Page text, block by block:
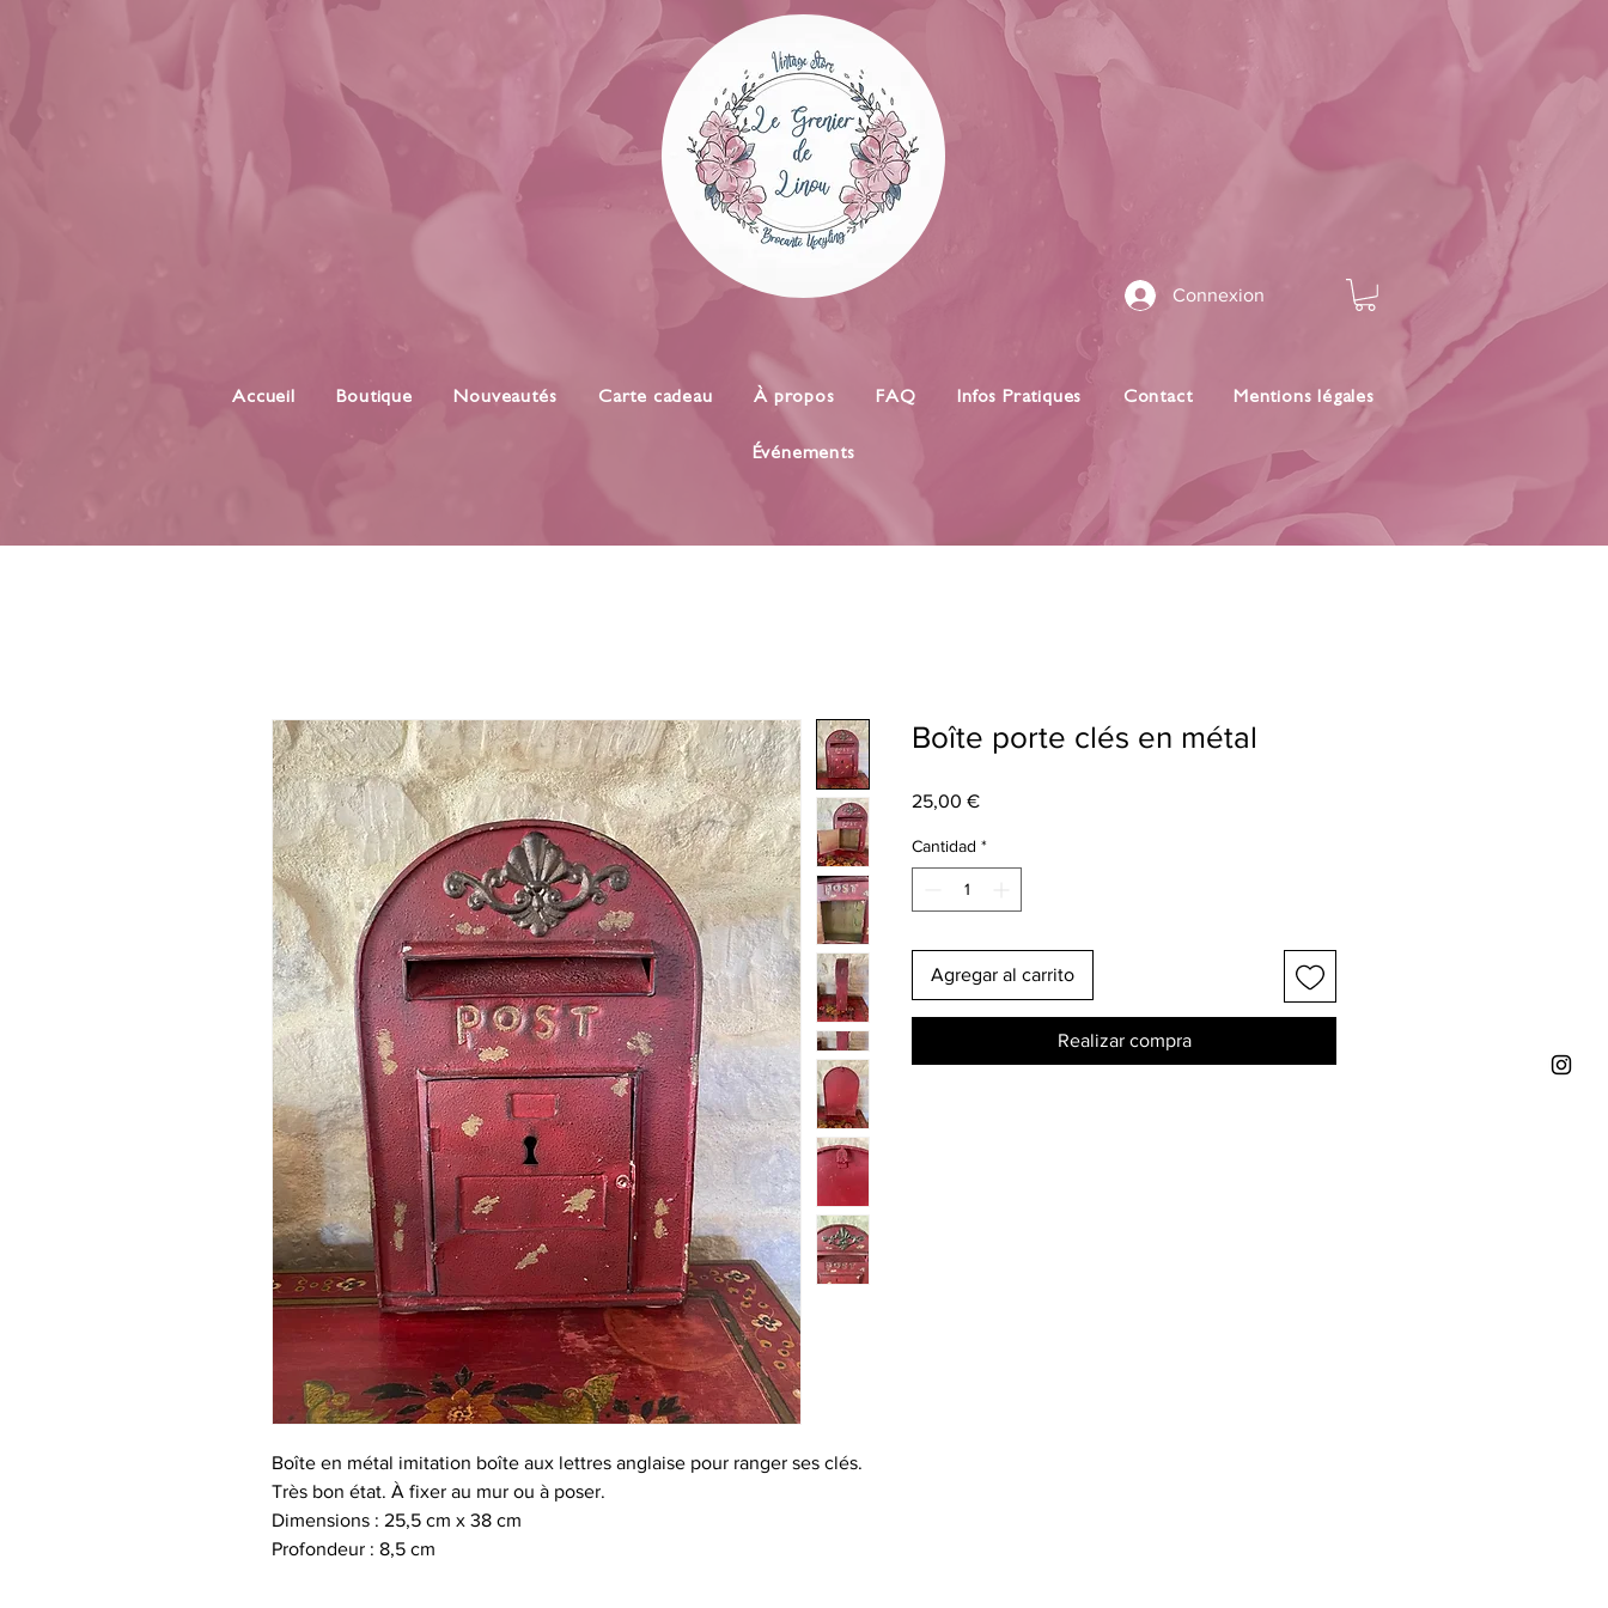
Connexion
Accueil Boutique Nouveautés Carte cadeau À propos FAQ Infos Pratiques Contact Mentions légales
Événements
Boîte en métal imitation boîte aux lettres anglaise pour ranger ses clés.
Très bon état. À fixer au mur ou à poser.
Dimensions : 25,5 cm x 38 cm
Profondeur : 8,5 cm
Boîte porte clés en métal
25,00 €Precio
Cantidad *
Agregar al carrito
Realizar compra